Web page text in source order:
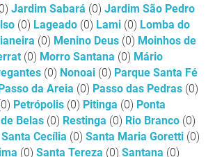
Jardim Sabará (0) Jardim São Pedro
(0) Lageado (0) Lami (0) Lomba do
(0) Menino Deus (0) Moinhos de
(0) Morro Santana (0) Mário
(0) Nonoai (0) Parque Santa Fé
da Areia (0) Passo das Pedras (0)
Petrópolis (0) Pitinga (0) Ponta
Belas (0) Restinga (0) Rio Branco (0)
Santa Cecília (0) Santa Maria Goretti (0)
(0) Santa Tereza (0) Santana (0)